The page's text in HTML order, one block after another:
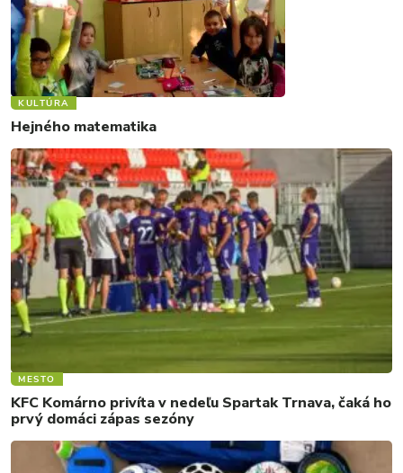
KULTÚRA
Hejného matematika
MESTO
KFC Komárno privíta v nedeľu Spartak Trnava, čaká ho
prvý domáci zápas sezóny